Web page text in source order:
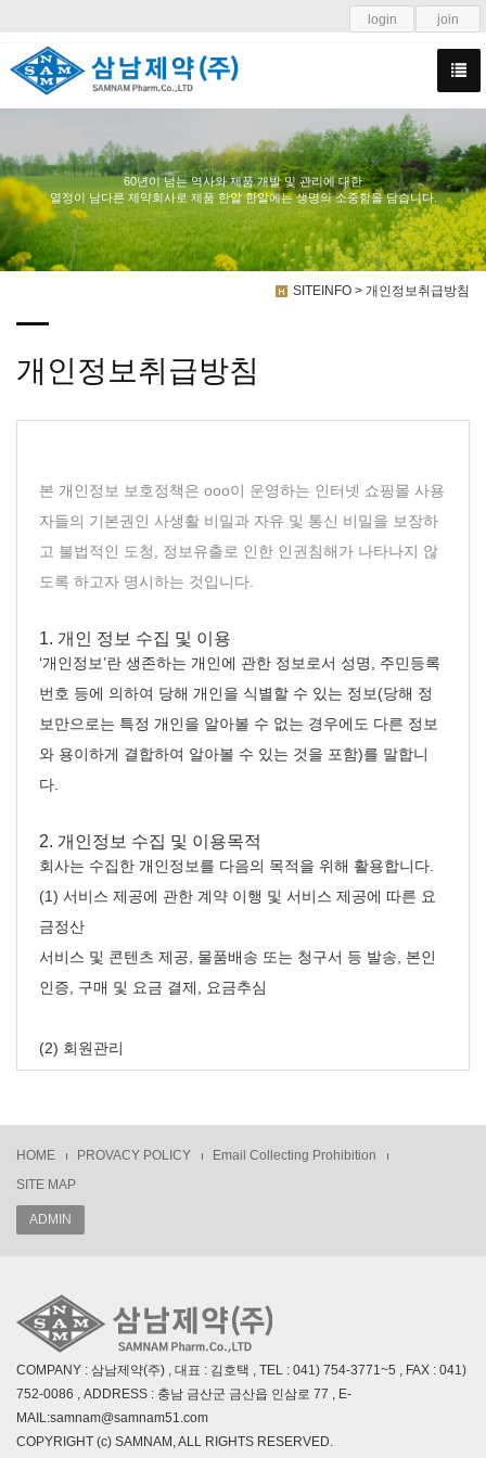
login join
60년이 넘는 역사와 제품 개발 및 관리에 대한
열정이 남다른 제약회사로 제품 한알 한알에는 생명의 소중함을 담습니다.
SITEINFO > 개인정보취급방침
개인정보취급방침
본 개인정보 보호정책은 ooo이 운영하는 인터넷 쇼핑몰 사용
자들의 기본권인 사생활 비밀과 자유 및 통신 비밀을 보장하
고 불법적인 도청, 정보유출로 인한 인권침해가 나타나지 않
도록 하고자 명시하는 것입니다.
1. 개인 정보 수집 및 이용
‘개인정보’란 생존하는 개인에 관한 정보로서 성명, 주민등록
번호 등에 의하여 당해 개인을 식별할 수 있는 정보(당해 정
보만으로는 특정 개인을 알아볼 수 없는 경우에도 다른 정보
와 용이하게 결합하여 알아볼 수 있는 것을 포함)를 말합니
다.
2. 개인정보 수집 및 이용목적
회사는 수집한 개인정보를 다음의 목적을 위해 활용합니다.
(1) 서비스 제공에 관한 계약 이행 및 서비스 제공에 따른 요
금정산
서비스 및 콘텐츠 제공, 물품배송 또는 청구서 등 발송, 본인
인증, 구매 및 요금 결제, 요금추심
(2) 회원관리
신규서비스(제품) 개발 및 특화, 인구통계학적 특성에 따른
서비스 제공 및 광고 게재, 접속빈도 파악, 회원의 서비스 이
용에 대한 통계, 이벤트 등 광고성 정보 전달
3.수집한 개인정보의 보유 및 이용기간
원칙적으로 개인정보 수집 및 이용목적이 달성된 후에는 해
HOME PROVACY POLICY
Email Collecting Prohibition
SITE MAP
ADMIN
COMPANY : 삼남제약(주) , 대표 : 김호택 , TEL : 041) 754-3771~5 , FAX : 041)
752-0086 , ADDRESS : 충남 금산군 금산읍 인삼로 77 , E-
MAIL:samnam@samnam51.com
COPYRIGHT (c) SAMNAM, ALL RIGHTS RESERVED.